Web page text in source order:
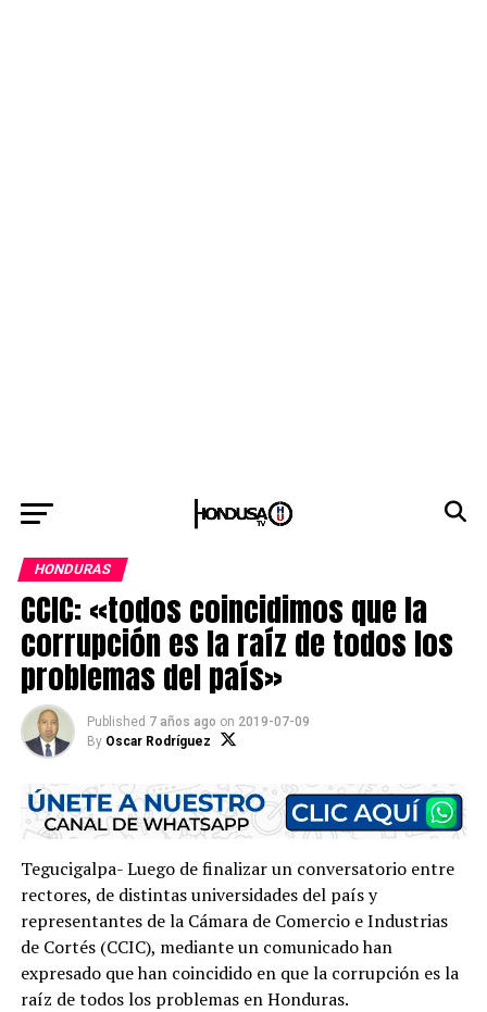
HONDURAS
CCIC: «todos coincidimos que la
corrupción es la raíz de todos los
problemas del país»
Published 7 años ago on 2019-07-09
By Oscar Rodríguez
Tegucigalpa- Luego de finalizar un conversatorio entre
rectores, de distintas universidades del país y
representantes de la Cámara de Comercio e Industrias
de Cortés (CCIC), mediante un comunicado han
expresado que han coincidido en que la corrupción es la
raíz de todos los problemas en Honduras.